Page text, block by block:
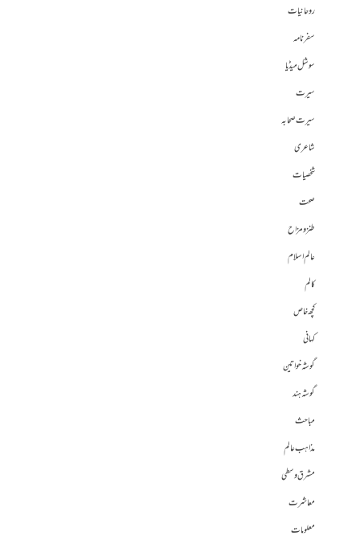
روحانیات
سفرنامہ
سوشل میڈیا
سیرت
سیرت صحابہ
شاعری
شخصیات
صحت
طنز و مزاح
عالم اسلام
کالم
کچھ خاص
کہانی
گوشہ خواتین
گوشہ ہند
مباحث
مذاہب عالم
مشرق وسطی
معاشرت
معلومات